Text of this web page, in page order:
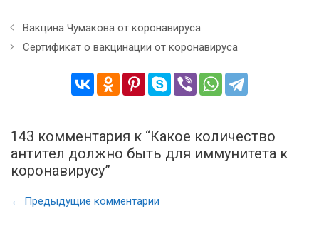
Н
а
и
я
з
Вакцина Чумакова от коронавируса
Сертификат о вакцинации от коронавируса
143 комментария к “Какое количество
антител должно быть для иммунитета к
коронавирусу”
Н
← Предыдущие комментарии